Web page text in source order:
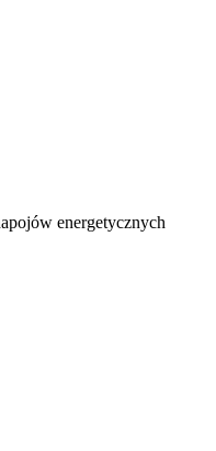
energetycznych